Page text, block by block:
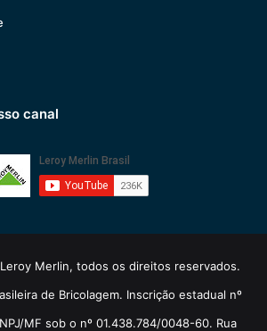
canal
Merlin, todos os direitos reservados.
de Bricolagem. Inscrição estadual nº
MF sob o nº 01.438.784/0048-60. Rua